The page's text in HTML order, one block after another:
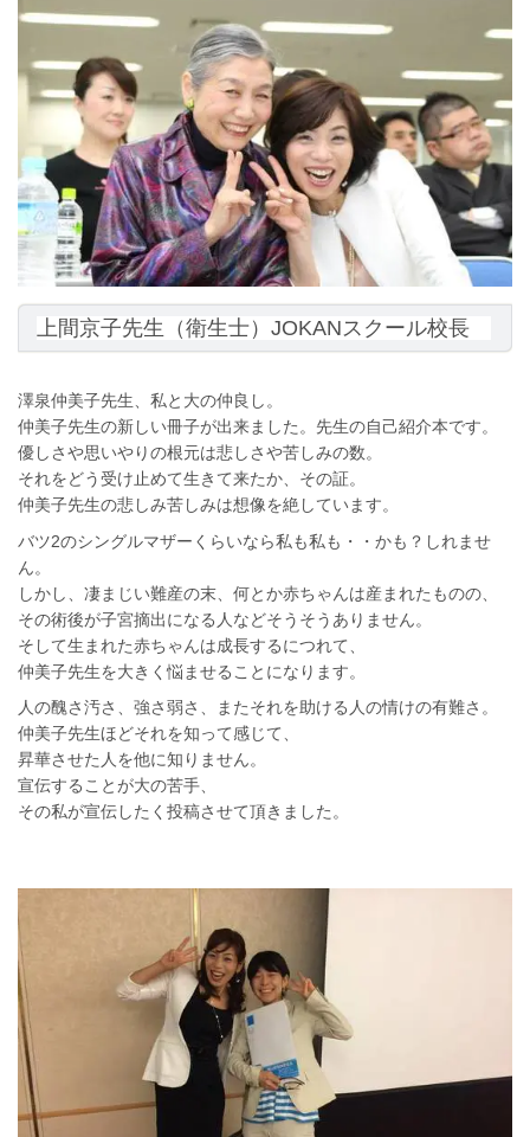
上間京子先生（衛生士）JOKANスクール校長
澤泉仲美子先生、私と大の仲良し。
仲美子先生の新しい冊子が出来ました。先生の自己紹介本です。
優しさや思いやりの根元は悲しさや苦しみの数。
それをどう受け止めて生きて来たか、その証。
仲美子先生の悲しみ苦しみは想像を絶しています。
バツ2のシングルマザーくらいなら私も私も・・かも？しれませ
ん。
しかし、凄まじい難産の末、何とか赤ちゃんは産まれたものの、
その術後が子宮摘出になる人などそうそうありません。
そして生まれた赤ちゃんは成長するにつれて、
仲美子先生を大きく悩ませることになります。
人の醜さ汚さ、強さ弱さ、またそれを助ける人の情けの有難さ。
仲美子先生ほどそれを知って感じて、
昇華させた人を他に知りません。
宣伝することが大の苦手、
その私が宣伝したく投稿させて頂きました。